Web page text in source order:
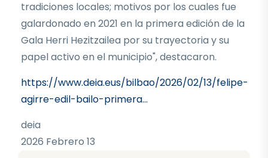
tradiciones locales; motivos por los cuales fue
galardonado en 2021 en la primera edición de la
Gala Herri Hezitzailea por su trayectoria y su
papel activo en el municipio", destacaron.
https://www.deia.eus/bilbao/2026/02/13/felipe-
agirre-edil-bailo-primera…
deia
2026 Febrero 13